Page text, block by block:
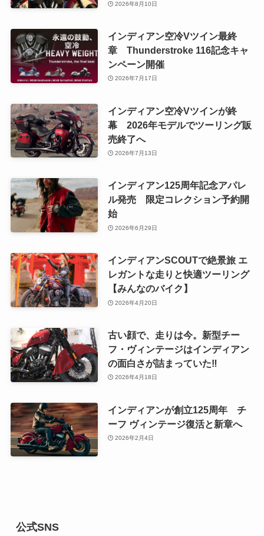
2026年8月10日
インディアン空冷Vツイン最終
章 Thunderstroke 116記念キャ
ンペーン開催
2026年7月17日
インディアン空冷Vツインが終
幕 2026年モデルでツーリング販
売終了へ
2026年7月13日
インディアン125周年記念アパレ
ル発売 限定コレクション予約開
始
2026年6月29日
インディアンSCOUTで絶景旅 エ
レガントな走りと快適ツーリング
【みんなのバイク】
2026年4月20日
古い顔で、走りは今。新型チー
フ・ヴィンテージはインディアン
の面白さが詰まっていた‼
2026年4月18日
インディアンが創立125周年 チ
ーフ ヴィンテージ復活と新章へ
2026年2月4日
公式SNS